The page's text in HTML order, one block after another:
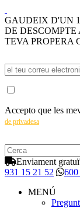
GAUDEIX D'UN
DE DESCOMPTE
TEVA PROPERA
Accepto que les
de privadesa
Enviament
931 15 21 52
600
MENÚ